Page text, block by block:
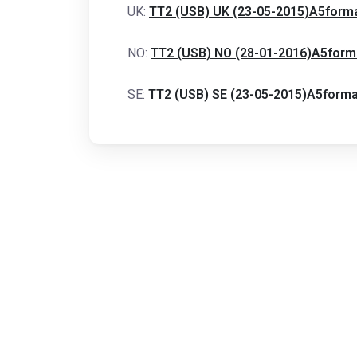
UK: TT2 (USB) UK (23-05-
NO: TT2 (USB) NO (28-01-
SE: TT2 (USB) SE (23-05-